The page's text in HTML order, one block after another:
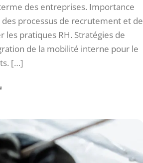
des entreprises. Importance
processus de recrutement et de
pratiques RH. Stratégies de
de la mobilité interne pour le
[…]